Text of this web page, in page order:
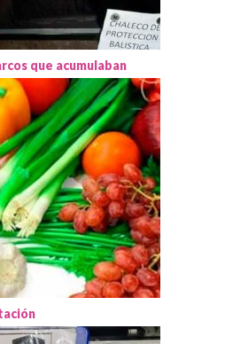
que acumulaban